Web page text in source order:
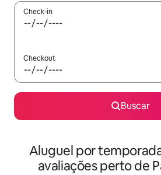
Check-in
Checkout
Buscar
Aluguel por
avaliações perto de